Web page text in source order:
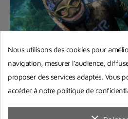
Nous utilisons des cookies pour
navigation, mesurer l’audience,
proposer des services adaptés. Vous
accéder à notre politique de